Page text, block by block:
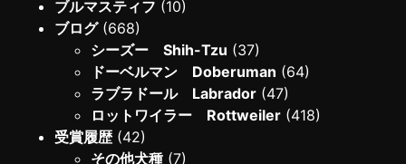
ブルマスティフ (10)
ブログ(668)
シーズー Shih-Tzu (37)
ドーベルマン Doberuman (64)
ラブラドール Labrador (47)
ロットワイラー Rottweiler (418)
受賞履歴(42)
その他犬種 (7)